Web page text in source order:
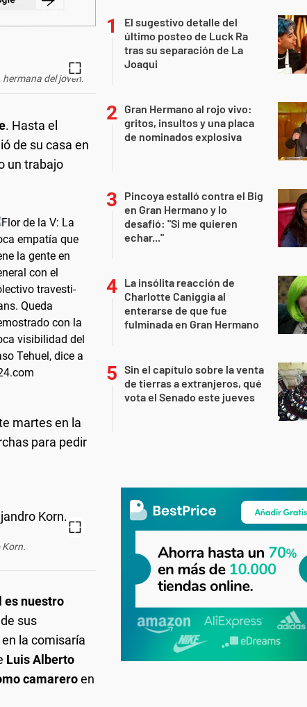
del joven.
. Hasta el
de su casa en
un trabajo
martes en la
para pedir
Korn.
es nuestro
sus
la comisaría
Luis Alberto
camareroen
El sugestivo detalle del
último posteo de Luck Ra
tras su separación de La
Joaqui
Gran Hermano al rojo vivo:
gritos, insultos y una placa
de nominados explosiva
Pincoya estalló contra el Big
en Gran Hermano y lo
desafió: "Si me quieren
echar..."
La insólita reacción de
Charlotte Caniggia al
enterarse de que fue
fulminada en Gran Hermano
Sin el capítulo sobre la venta
de tierras a extranjeros, qué
vota el Senado este jueves